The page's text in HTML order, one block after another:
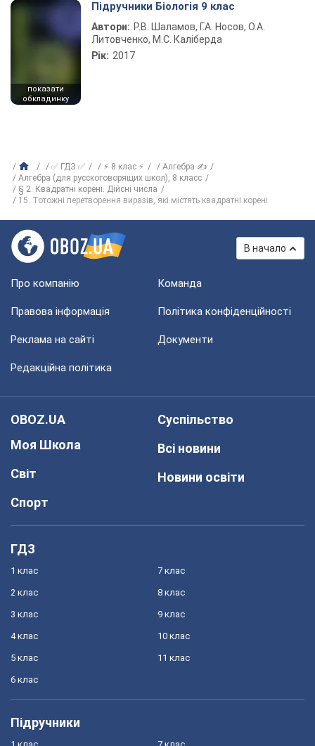
показати
обкладинку
Підручники Біологія 9 клас
Автори: Р.В. Шаламов, Г.А. Носов, О.А.
Литовченко, М.С. Каліберда
Рік: 2017
✅ ГДЗ ✅ ⚡ 8 клас ⚡
Алгебра ✍
Алгебра (для русскоговорящих школ), 8 класс
§ 2. Квадратні корені. Дійсні числа
15. Тотожні перетворення виразів, які містять квадратні корені
В начало
Про компанію Команда
Правова інформація Політика конфіденційності
Реклама на сайті Документи
Редакційна політика
OBOZ.UA
Моя Школа
Світ
Спорт
Суспільство
Всі новини
Новини освіти
ГДЗ
1 клас
2 клас
3 клас
4 клас
5 клас
6 клас
7 клас
8 клас
9 клас
10 клас
11 клас
Підручники